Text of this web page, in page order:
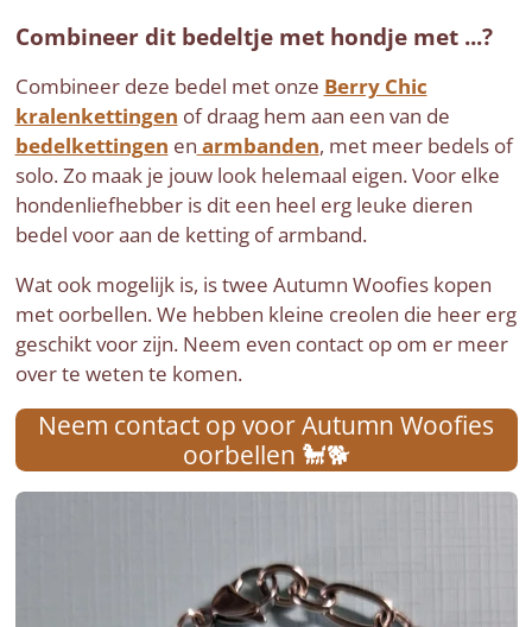
Combineer dit bedeltje met hondje met ...?
Combineer deze bedel met onze Berry Chic
kralenkettingen of draag hem aan een van de
bedelkettingen en armbanden, met meer bedels of
solo. Zo maak je jouw look helemaal eigen. Voor elke
hondenliefhebber is dit een heel erg leuke dieren
bedel voor aan de ketting of armband.
Wat ook mogelijk is, is twee Autumn Woofies kopen
met oorbellen. We hebben kleine creolen die heer erg
geschikt voor zijn. Neem even contact op om er meer
over te weten te komen.
Neem contact op voor Autumn Woofies
oorbellen 🐩🐕